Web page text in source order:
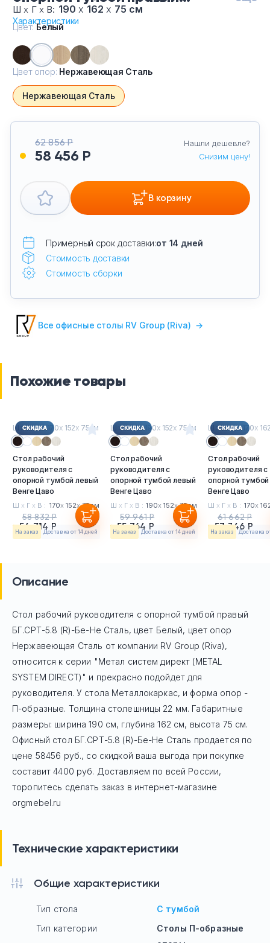
БГ.СРТ-5.8 (R)-Бе-Не Сталь, цвет
Белый, цвет опор
Нержавеющая Сталь
Шх Г х В: 190х 162х 75 см
Характеристики
62 856 Р
58 456 Р
Нашли дешевле?
Снизим цену!
В корзину
Примерный срок доставки:от 14 дней
Стоимость доставки
Стоимость сборки
Цвет:Белый
Цвет опор: Нержавеющая Сталь
Нержавеющая Сталь
Все офисные столы RV Group (Riva) →
Похожие товары
Ш хГхВ : 170х 152х 75см
Стол рабочий
руководителя с
опорной тумбой левый
Венге Цаво
Ш х Г х В : 170х 152х75см
54 714 Р
58 832 Р
На заказ Доставка от 14 дней
Ш хГхВ : 190х 152х 75см
Стол рабочий
руководителя с
опорной тумбой левый
Венге Цаво
Ш х Г х В : 190х 152х75см
55 764 Р
59 961 Р
На заказ Доставка от 14 дней
Ш хГхВ : 170х
Стол рабочий
руководителя с
опорной
Венге Цаво
Ш х Г х В : 170х
57 346 Р
61 662 Р
На заказ Доставка
Описание
Стол рабочий руководителя с опорной тумбой правый
БГ.СРТ-5.8 (R)-Бе-Не Сталь, цвет Белый, цвет опор
Нержавеющая Сталь от компании RV Group (Riva),
относится к серии "Метал систем директ (METAL
SYSTEM DIRECT)" и прекрасно подойдет для
руководителя. У стола Mеталлокаркас, и форма опор -
П-образные. Толщина столешницы 22 мм. Габаритные
размеры: ширина 190 см, глубина 162 см, высота 75 см.
Офисный стол БГ.СРТ-5.8 (R)-Бе-Не Сталь продается по
цене 58456 руб., со скидкой ваша выгода при покупке
составит 4400 руб. Доставляем по всей России,
торопитесь сделать заказ в интернет-магазине
orgmebel.ru
Технические характеристики
Общие характеристики
Тип стола
С тумбой
Тип категории
Столы П-образные
Искусственные растения
Кашпо